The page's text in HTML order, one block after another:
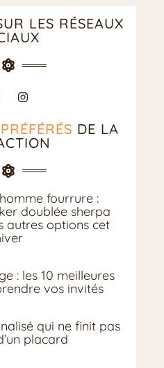
LES RÉSEAUX
DE LA
fourrure :
doublée sherpa
autres options cet
: les 10 meilleures
vos invités
qui ne finit pas
placard